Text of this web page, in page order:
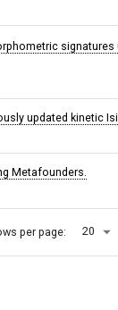
signatures
updated kinetic
Metafounders.
per page: 20